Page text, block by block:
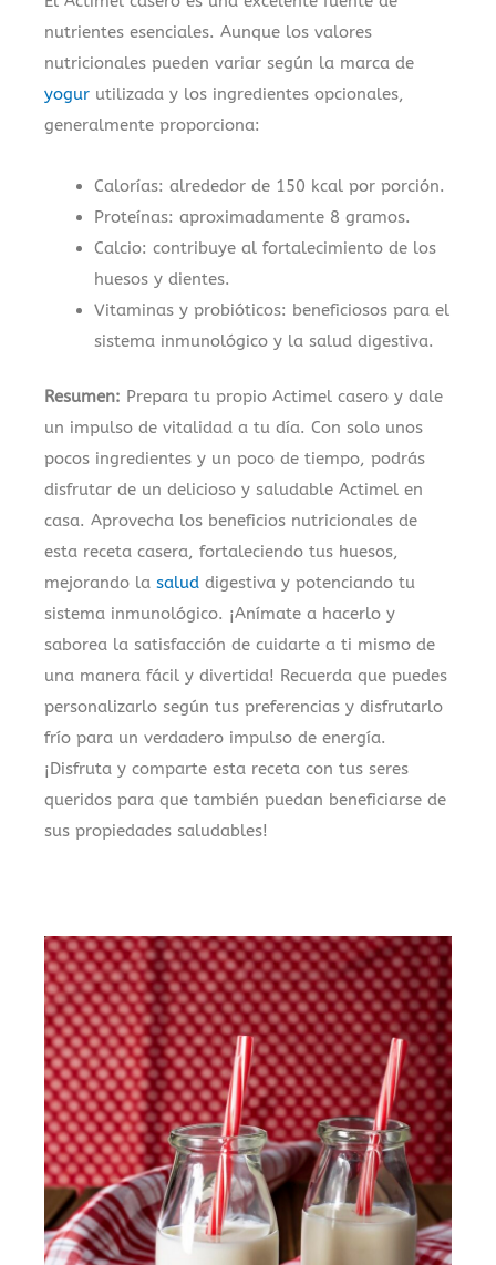
nutrientes esenciales. Aunque los valores
nutricionales pueden variar según la marca de
yogur utilizada y los ingredientes opcionales,
generalmente proporciona:
Calorías: alrededor de 150 kcal por porción.
Proteínas: aproximadamente 8 gramos.
Calcio: contribuye al fortalecimiento de los
huesos y dientes.
Vitaminas y probióticos: beneficiosos para el
sistema inmunológico y la salud digestiva.
Resumen: Prepara tu propio Actimel casero y dale
un impulso de vitalidad a tu día. Con solo unos
pocos ingredientes y un poco de tiempo, podrás
disfrutar de un delicioso y saludable Actimel en
casa. Aprovecha los beneficios nutricionales de
esta receta casera, fortaleciendo tus huesos,
mejorando la salud digestiva y potenciando tu
sistema inmunológico. ¡Anímate a hacerlo y
saborea la satisfacción de cuidarte a ti mismo de
una manera fácil y divertida! Recuerda que puedes
personalizarlo según tus preferencias y disfrutarlo
frío para un verdadero impulso de energía.
¡Disfruta y comparte esta receta con tus seres
queridos para que también puedan beneficiarse de
sus propiedades saludables!